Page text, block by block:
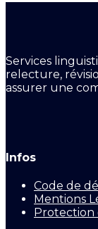
Services
relecture,
assurer une
Infos
Code de
Mentions
Protection